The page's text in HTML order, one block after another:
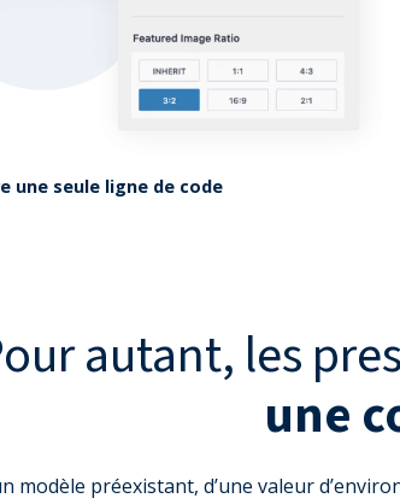
une seule ligne de code
autant, les
une
modèle préexistant, d’une valeur